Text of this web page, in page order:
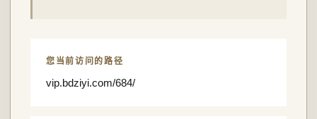
您当前访问的路径
vip.bdziyi.com/684/